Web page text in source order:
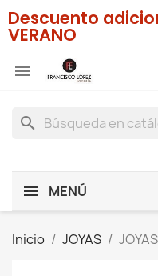
Descuento
VERANO

search
MENÚ
Inicio JOYAS